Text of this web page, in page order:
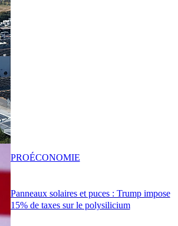
Panneaux solaires et puces : Trump impose
15% de taxes sur le polysilicium
PROÉCONOMIE